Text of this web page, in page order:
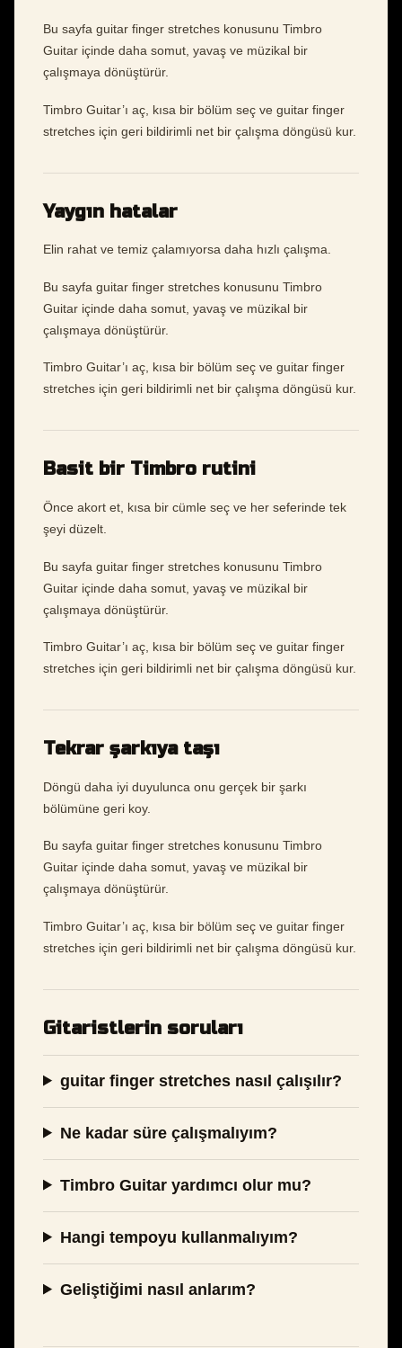
Bu sayfa guitar finger stretches konusunu Timbro
Guitar içinde daha somut, yavaş ve müzikal bir
çalışmaya dönüştürür.
Timbro Guitar’ı aç, kısa bir bölüm seç ve guitar finger
stretches için geri bildirimli net bir çalışma döngüsü kur.
Yaygın hatalar
Elin rahat ve temiz çalamıyorsa daha hızlı çalışma.
Bu sayfa guitar finger stretches konusunu Timbro
Guitar içinde daha somut, yavaş ve müzikal bir
çalışmaya dönüştürür.
Timbro Guitar’ı aç, kısa bir bölüm seç ve guitar finger
stretches için geri bildirimli net bir çalışma döngüsü kur.
Basit bir Timbro rutini
Önce akort et, kısa bir cümle seç ve her seferinde tek
şeyi düzelt.
Bu sayfa guitar finger stretches konusunu Timbro
Guitar içinde daha somut, yavaş ve müzikal bir
çalışmaya dönüştürür.
Timbro Guitar’ı aç, kısa bir bölüm seç ve guitar finger
stretches için geri bildirimli net bir çalışma döngüsü kur.
Tekrar şarkıya taşı
Döngü daha iyi duyulunca onu gerçek bir şarkı
bölümüne geri koy.
Bu sayfa guitar finger stretches konusunu Timbro
Guitar içinde daha somut, yavaş ve müzikal bir
çalışmaya dönüştürür.
Timbro Guitar’ı aç, kısa bir bölüm seç ve guitar finger
stretches için geri bildirimli net bir çalışma döngüsü kur.
Gitaristlerin soruları
guitar finger stretches nasıl çalışılır?
Ne kadar süre çalışmalıyım?
Timbro Guitar yardımcı olur mu?
Hangi tempoyu kullanmalıyım?
Geliştiğimi nasıl anlarım?